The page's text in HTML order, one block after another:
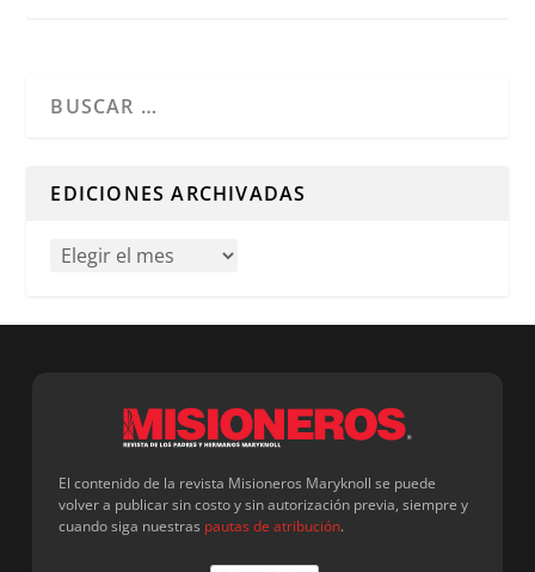
EDICIONES ARCHIVADAS
El contenido de la revista Misioneros Maryknoll se puede
volver a publicar sin costo y sin autorización previa, siempre y
cuando siga nuestras pautas de atribución.